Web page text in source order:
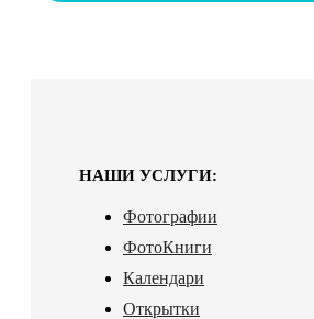
НАШИ УСЛУГИ:
Фотографии
ФотоКниги
Календари
Открытки